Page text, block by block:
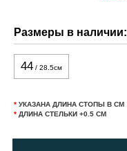
Размеры в наличии:
44 / 28.5см
* УКАЗАНА ДЛИНА СТОПЫ В СМ
* ДЛИНА СТЕЛЬКИ +0.5 СМ